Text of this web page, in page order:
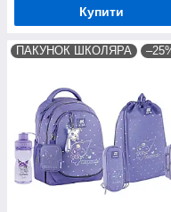
Купити
ПАКУНОК ШКОЛЯРА